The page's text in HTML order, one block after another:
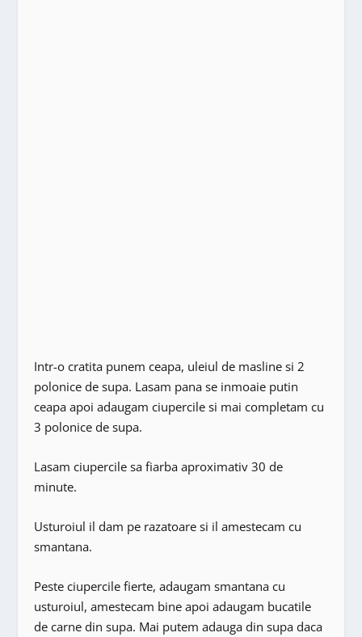
Intr-o cratita punem ceapa, uleiul de masline si 2
polonice de supa. Lasam pana se inmoaie putin
ceapa apoi adaugam ciupercile si mai completam cu
3 polonice de supa.
Lasam ciupercile sa fiarba aproximativ 30 de
minute.
Usturoiul il dam pe razatoare si il amestecam cu
smantana.
Peste ciupercile fierte, adaugam smantana cu
usturoiul, amestecam bine apoi adaugam bucatile
de carne din supa. Mai putem adauga din supa daca